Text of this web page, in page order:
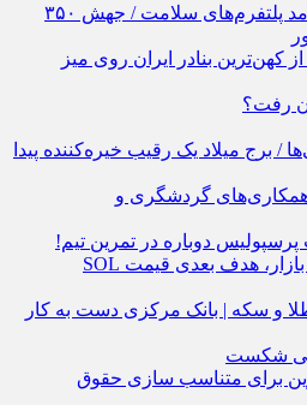
سقوط ۸۰ درصدی درآمد پلتفرم‌های سلامت / جهش ۳۵۰
کهن‌ترین بنادر ایران روی میز
رفت؟
/ برج میلاد یک رقیب خیره‌کننده پیدا
همکاری‌های گردشگری و
دوباره در تمرین تیم!
در بین ۱۰ رمزارز برتر بازار، هدف بعدی قیمت SOL
طلا و سکه | بانک مرکزی دست به کار
شکست
برای متناسب سازی حقوق